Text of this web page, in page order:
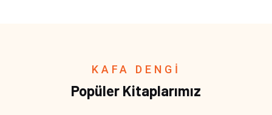
KAFA DENGİ
Popüler Kitaplarımız